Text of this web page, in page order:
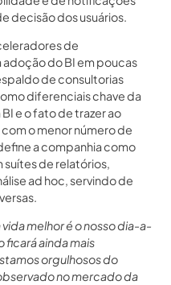
decisão dos usuários.
de
do BI em poucas
de consultorias
diferenciais chave da
e o fato de trazer ao
o menor número de
a companhia como
suítes de relatórios,
ad hoc, servindo de
vida melhor é o nosso dia-a-
ficará ainda mais
orgulhosos do
no mercado da